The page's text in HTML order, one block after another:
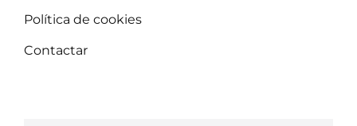
Política de cookies
Contactar